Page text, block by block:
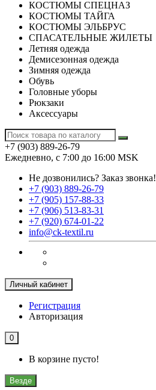
КОСТЮМЫ СПЕЦНАЗ
КОСТЮМЫ ТАЙГА
КОСТЮМЫ ЭЛЬБРУС
СПАСАТЕЛЬНЫЕ ЖИЛЕТЫ
Летняя одежда
Демисезонная одежда
Зимняя одежда
Обувь
Головные уборы
Рюкзаки
Аксессуары
+7 (903) 889-26-79
Ежедневно, с 7:00 до 16:00 MSK
Не дозвонились? Заказ звонка!
+7 (903) 889-26-79
+7 (905) 157-88-33
+7 (906) 513-83-31
+7 (920) 674-01-22
info@ck-textil.ru
Личный кабинет
Регистрация
Авторизация
0
В корзине пусто!
Везде